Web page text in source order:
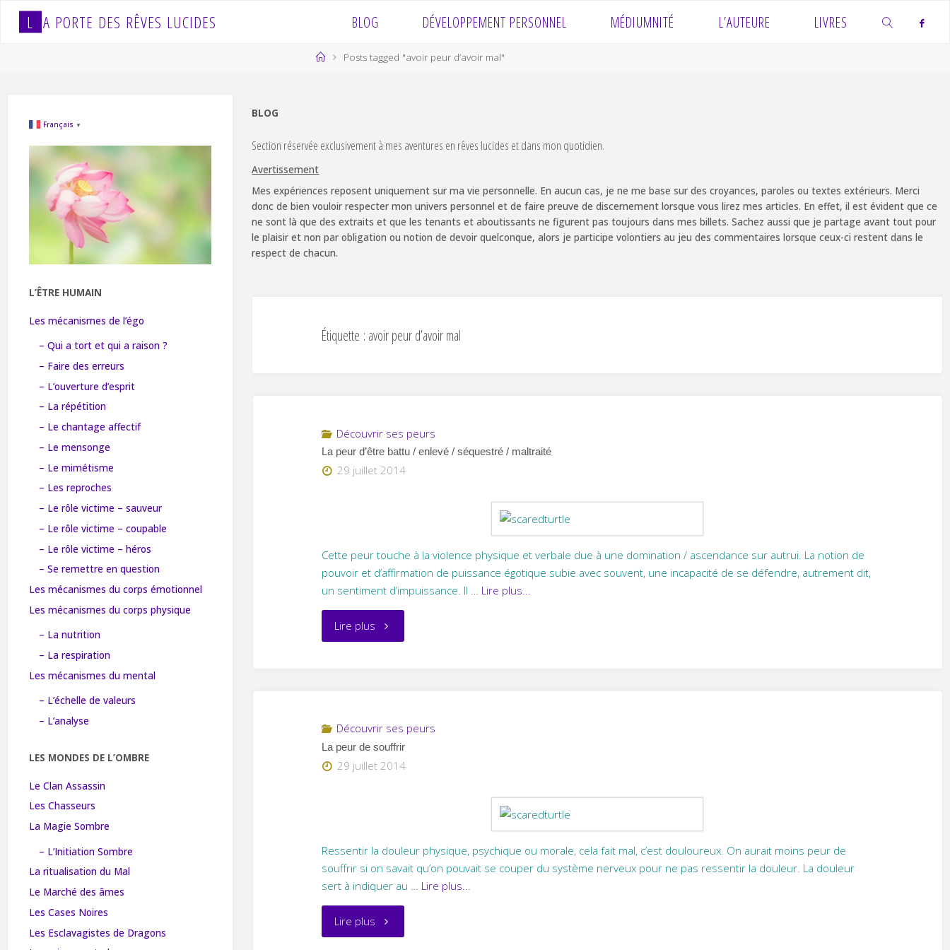
L A PORTE DES RÊVES LUCIDES BLOG DÉVELOPPEMENT PERSONNEL MÉDIUMNITÉ L’AUTEURE LIVRES
HomePosts tagged "avoir peur d’avoir mal"
BLOG
Section réservée exclusivement à mes aventures en rêves lucides et dans mon quotidien.
Avertissement
Mes expériences reposent uniquement sur ma vie personnelle. En aucun cas, je ne me base sur des croyances, paroles ou textes extérieurs. Merci
donc de bien vouloir respecter mon univers personnel et de faire preuve de discernement lorsque vous lirez mes articles. En effet, il est évident que ce
ne sont là que des extraits et que les tenants et aboutissants ne figurent pas toujours dans mes billets. Sachez aussi que je partage avant tout pour
le plaisir et non par obligation ou notion de devoir quelconque, alors je participe volontiers au jeu des commentaires lorsque ceux-ci restent dans le
respect de chacun.
Étiquette : avoir peur d’avoir mal
Découvrir ses peurs
La peur d’être battu / enlevé / séquestré / maltraité
29 juillet 2014
Cette peur touche à la violence physique et verbale due à une domination / ascendance sur autrui. La notion de
pouvoir et d’affirmation de puissance égotique subie avec souvent, une incapacité de se défendre, autrement dit,
un sentiment d’impuissance. Il … Lire plus...
Lire plus "La
/
séquestré
maltraité"
Découvrir ses peurs
La peur de souffrir
29 juillet 2014
Ressentir la douleur physique, psychique ou morale, cela fait mal, c’est douloureux. On aurait moins peur de
souffrir si on savait qu’on pouvait se couper du système nerveux pour ne pas ressentir la douleur. La douleur
sert à indiquer au … Lire plus...
Lire plus "La
Français ▼
L’ÊTRE HUMAIN
Les mécanismes de l’égo
– Qui a tort et qui a raison ?
– Faire des erreurs
– L’ouverture d’esprit
– La répétition
– Le chantage affectif
– Le mensonge
– Le mimétisme
– Les reproches
– Le rôle victime – sauveur
– Le rôle victime – coupable
– Le rôle victime – héros
– Se remettre en question
Les mécanismes du corps émotionnel
Les mécanismes du corps physique
– La nutrition
– La respiration
Les mécanismes du mental
– L’échelle de valeurs
– L’analyse
LES MONDES DE L’OMBRE
Le Clan Assassin
Les Chasseurs
La Magie Sombre
– L’Initiation Sombre
La ritualisation du Mal
Le Marché des âmes
Les Cases Noires
Les Esclavagistes de Dragons